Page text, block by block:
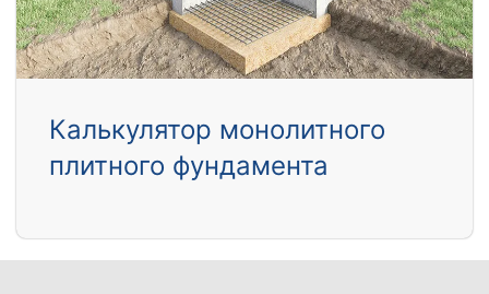
Калькулятор монолитного
плитного фундамента